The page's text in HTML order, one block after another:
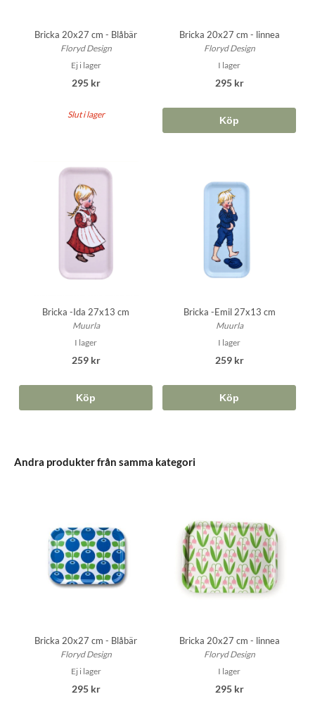
Bricka 20x27 cm - Blåbär
Floryd Design
Ej i lager
295 kr
Slut i lager
Bricka 20x27 cm - linnea
Floryd Design
I lager
295 kr
Köp
Bricka -Ida 27x13 cm
Muurla
I lager
259 kr
Köp
Bricka -Emil 27x13 cm
Muurla
I lager
259 kr
Köp
Andra produkter från samma kategori
Bricka 20x27 cm - Blåbär
Floryd Design
Ej i lager
295 kr
Bricka 20x27 cm - linnea
Floryd Design
I lager
295 kr